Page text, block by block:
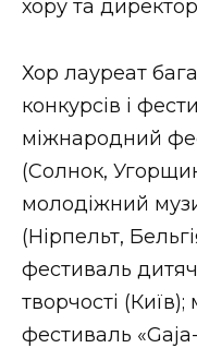
хору та
Хор лауреат
конкурсів і
міжнародний
(Солнок,
молодіжний
(Нірпельт,
фестиваль
творчості
фестиваль